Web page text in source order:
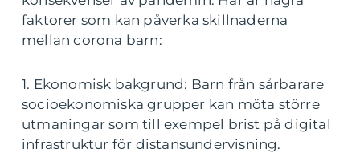
faktorer som kan påverka skillnaderna
mellan corona barn:
1. Ekonomisk bakgrund: Barn från sårbarare
socioekonomiska grupper kan möta större
utmaningar som till exempel brist på digital
infrastruktur för distansundervisning.